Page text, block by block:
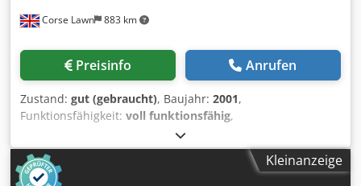
Corse Lawn 883 km
Preisinfo Anrufen
Zustand: gut (gebraucht), Baujahr: 2001,
Funktionsfähigkeit: voll funktionsfähig,
Maschinen-/Fahrzeugnummer:
Modell VHW 60/2 Baujahr 2001 Zustand Gut Anzahl der
Heizwalzen Zwei Maximale Materialbreite 610 mm Cjdouzi
Kleinanzeige